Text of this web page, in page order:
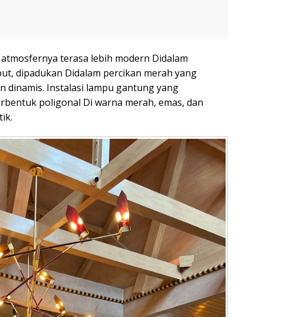
terasa lebih modern Didalam
dipadukan Didalam percikan merah yang
dinamis. Instalasi lampu gantung yang
poligonal Di warna merah, emas, dan